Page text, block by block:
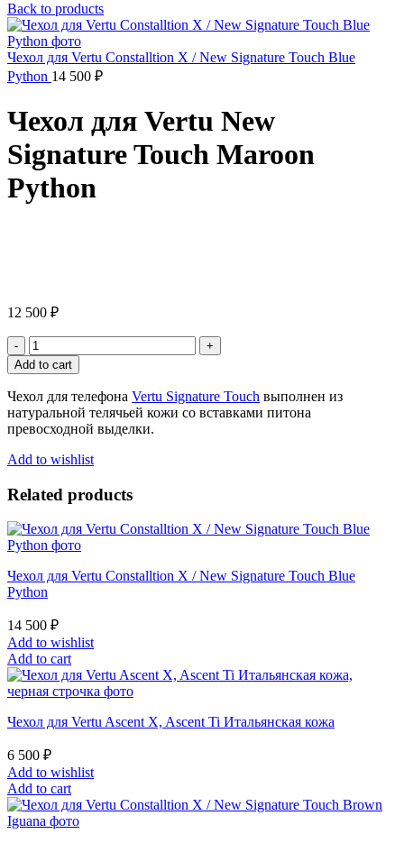
Back to products
Чехол для Vertu Constalltion X / New Signature Touch Blue
Python 14 500 ₽
Чехол для Vertu New
Signature Touch Maroon
Python
12 500 ₽
Чехол
для
Vertu
New
Signature
Touch
Maroon
Python
Add to cart
Чехол для телефона Vertu Signature Touch выполнен из
натуральной телячьей кожи со вставками питона
превосходной выделки.
Add to wishlist
Related products
Чехол для Vertu Constalltion X / New Signature Touch Blue
Python
14 500 ₽
Add to wishlist
Add to cart
Чехол для Vertu Ascent X, Ascent Ti Итальянская кожа
6 500 ₽
Add to wishlist
Add to cart